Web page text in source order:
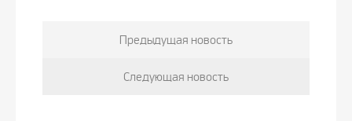
Предыдущая новость
Следующая новость